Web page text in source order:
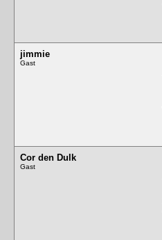
jimmie
Gast
Cor den Dulk
Gast